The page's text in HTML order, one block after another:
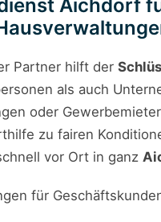
Aichdorf
Partner hilft der
als auch
oder
zu fairen
vor Ort in ganz
für